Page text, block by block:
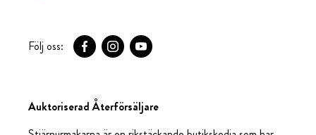
Följ oss:
Auktoriserad Återförsäljare